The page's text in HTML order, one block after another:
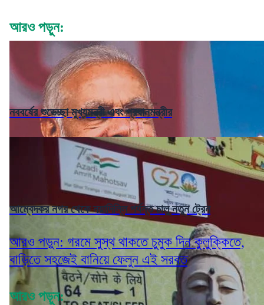
আরও পড়ুন:
নববর্ষের শুভেচ্ছা মুখ্যমন্ত্রী এবং প্রধানমন্ত্রীর
আম্বেদকর নগর থেকে নয়াদিল্লি পর্যন্ত চালু নতুন ট্রেন
আরও পড়ুন: গরমে সুস্থ থাকতে চুমুক দিন কুলুক্কিতে,
বাড়িতে সহজেই বানিয়ে ফেলুন এই সরবত
আরও পড়ুন: